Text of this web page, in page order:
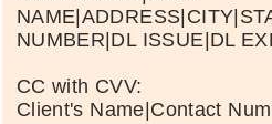
NUMBER|DL ISSUE|DL
CC with CVV:
Client's Name|Contact